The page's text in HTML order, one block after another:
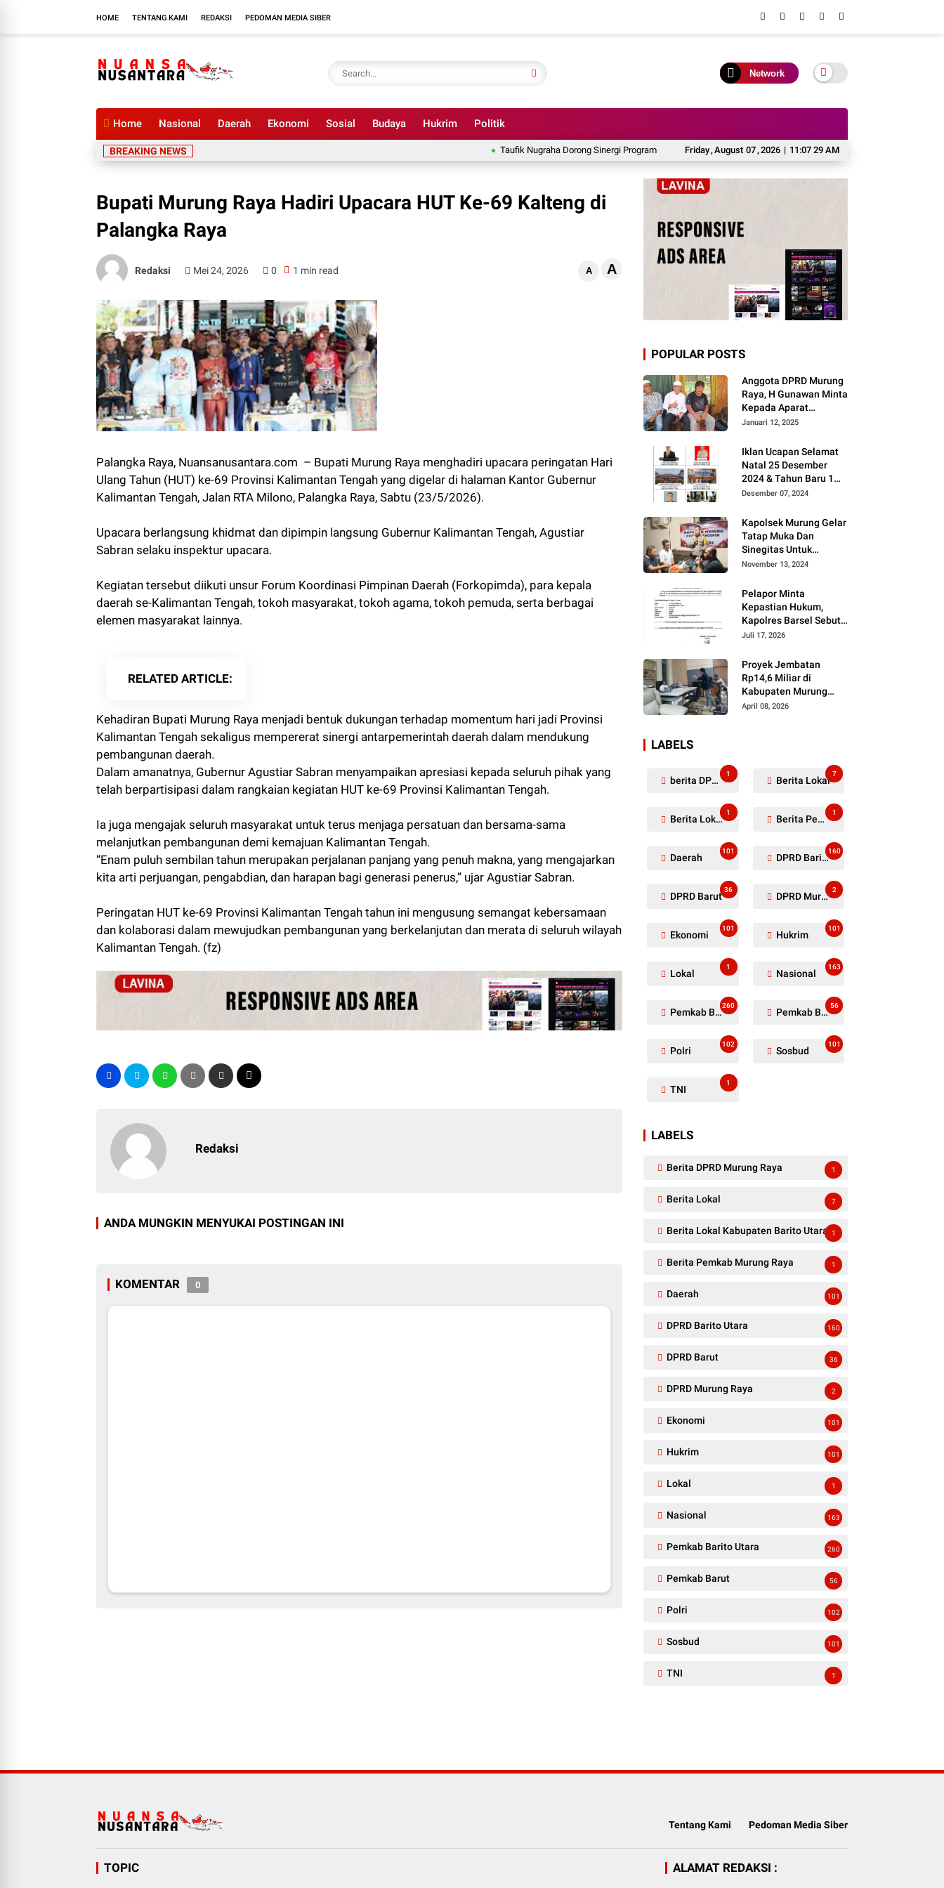
HOME TENTANG KAMI REDAKSI PEDOMAN MEDIA SIBER
Network
Home Nasional Daerah Ekonomi Sosial Budaya Hukrim Politik
Friday,August 07,2026 | 11:07 29 AM
BREAKING NEWS Taufik Nugraha Dorong Sinergi Program Pusat hingga Desa Suhendra Apresiasi Kaji Tiru Pemkab Barito Utara ke
Bupati Murung Raya Hadiri Upacara HUT Ke-69 Kalteng di
Palangka Raya
Redaksi Mei 24, 2026 0 1 min read A A
Palangka Raya, Nuansanusantara.com – Bupati Murung Raya menghadiri upacara peringatan Hari
Ulang Tahun (HUT) ke-69 Provinsi Kalimantan Tengah yang digelar di halaman Kantor Gubernur
Kalimantan Tengah, Jalan RTA Milono, Palangka Raya, Sabtu (23/5/2026).
Upacara berlangsung khidmat dan dipimpin langsung Gubernur Kalimantan Tengah, Agustiar
Sabran selaku inspektur upacara.
Kegiatan tersebut diikuti unsur Forum Koordinasi Pimpinan Daerah (Forkopimda), para kepala
daerah se-Kalimantan Tengah, tokoh masyarakat, tokoh agama, tokoh pemuda, serta berbagai
elemen masyarakat lainnya.
RELATED ARTICLE
Kehadiran Bupati Murung Raya menjadi bentuk dukungan terhadap momentum hari jadi Provinsi
Kalimantan Tengah sekaligus mempererat sinergi antarpemerintah daerah dalam mendukung
pembangunan daerah.
Dalam amanatnya, Gubernur Agustiar Sabran menyampaikan apresiasi kepada seluruh pihak yang
telah berpartisipasi dalam rangkaian kegiatan HUT ke-69 Provinsi Kalimantan Tengah.
Ia juga mengajak seluruh masyarakat untuk terus menjaga persatuan dan bersama-sama
melanjutkan pembangunan demi kemajuan Kalimantan Tengah.
“Enam puluh sembilan tahun merupakan perjalanan panjang yang penuh makna, yang mengajarkan
kita arti perjuangan, pengabdian, dan harapan bagi generasi penerus,” ujar Agustiar Sabran.
Peringatan HUT ke-69 Provinsi Kalimantan Tengah tahun ini mengusung semangat kebersamaan
dan kolaborasi dalam mewujudkan pembangunan yang berkelanjutan dan merata di seluruh wilayah
Kalimantan Tengah. (fz)
Redaksi
ANDA MUNGKIN MENYUKAI POSTINGAN INI
KOMENTAR 0
POPULAR POSTS
Anggota DPRD Murung
Raya, H Gunawan Minta
Kepada Aparat
Berantas judi dan
Instruksi Presiden RI
Januari 12, 2025
Iklan Ucapan Selamat
Natal 25 Desember
2024 & Tahun Baru 1
Januari 2025
Desember 07, 2024
Kapolsek Murung Gelar
Tatap Muka Dan
Sinegitas Untuk
Menjaga Situasi
Kondusif Dengan Insan
Pers
November 13, 2024
Pelapor Minta
Kepastian Hukum,
Kapolres Barsel Sebut
Dugaan Penyerobotan
Juli 17, 2026
Proyek Jembatan
Rp14,6 Miliar di
Kabupaten Murung
Raya Mangkrak,
April 08, 2026
LABELS
berita DPRD Murung Raya
1
Berita Lokal
7
Berita Lokal Kabupaten Barito Utara
1
Berita Pemkab Murung Raya
1
Daerah
101
DPRD Barito Utara
160
DPRD Barut
36
DPRD Murung Raya
2
Ekonomi
101
Hukrim
101
Lokal
1
Nasional
163
Pemkab Barito Utara
260
Pemkab Barut
56
Polri
102
Sosbud
101
TNI
1
LABELS
Berita DPRD Murung Raya 1
Berita Lokal 7
Berita Lokal Kabupaten Barito Utara 1
Berita Pemkab Murung Raya 1
Daerah 101
DPRD Barito Utara 160
DPRD Barut 36
DPRD Murung Raya 2
Ekonomi 101
Hukrim 101
Lokal 1
Nasional 163
Pemkab Barito Utara 260
Pemkab Barut 56
Polri 102
Sosbud 101
TNI 1
Tentang Kami Pedoman Media Siber
TOPIC ALAMAT REDAKSI :